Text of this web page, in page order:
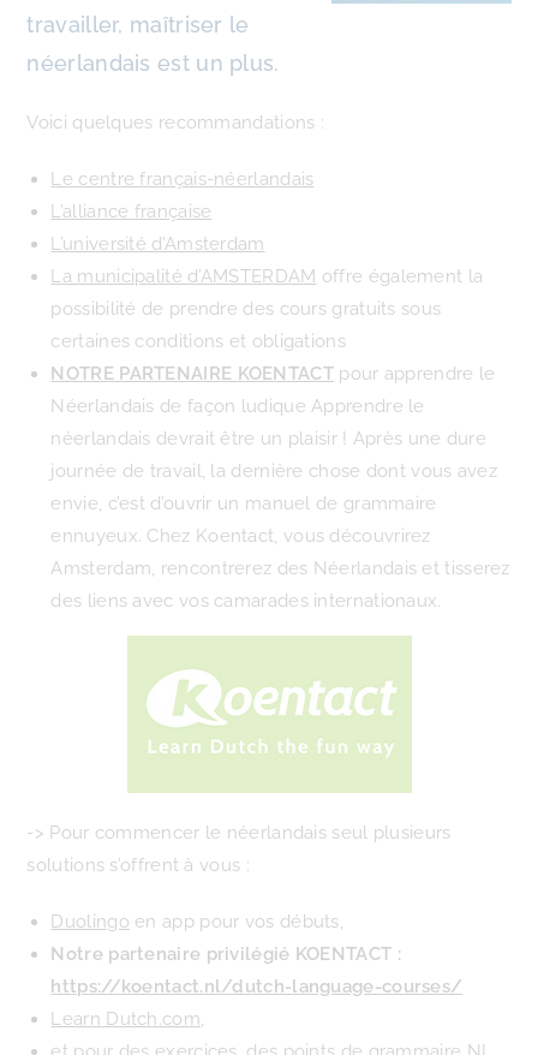
travailler, maîtriser le
néerlandais est un plus.
Voici quelques recommandations :
Le centre français-néerlandais
L’alliance française
L’université d’Amsterdam
La municipalité d’AMSTERDAM offre également la
possibilité de prendre des cours gratuits sous
certaines conditions et obligations
NOTRE PARTENAIRE KOENTACTpour apprendre le
Néerlandais de façon ludique Apprendre le
néerlandais devrait être un plaisir ! Après une dure
journée de travail, la dernière chose dont vous avez
envie, c’est d’ouvrir un manuel de grammaire
ennuyeux. Chez Koentact, vous découvrirez
Amsterdam, rencontrerez des Néerlandais et tisserez
des liens avec vos camarades internationaux.
-> Pour commencer le néerlandais seul plusieurs
solutions s’offrent à vous :
Duolingo en app pour vos débuts,
Notre partenaire privilégié KOENTACT :
https://koentact.nl/dutch-language-courses/
Learn Dutch.com,